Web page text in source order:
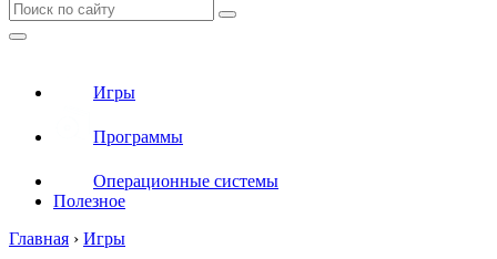
Игры
Программы
Операционные системы
Полезное
Главная › Игры